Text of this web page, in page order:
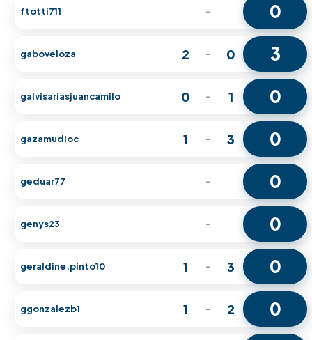
ftotti711 - 0
gaboveloza 2 - 0 3
galvisariasjuancamilo 0 - 1 0
gazamudioc 1 - 3 0
geduar77 - 0
genys23 - 0
geraldine.pinto10 1 - 3 0
ggonzalezb1 1 - 2 0